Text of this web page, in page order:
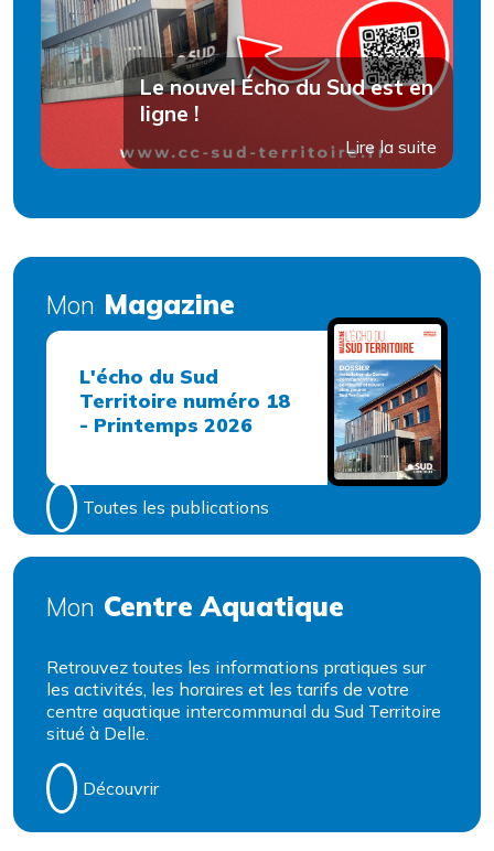
Le nouvel Écho du Sud est en
ligne !
Lire la suite
Mon Magazine
L'écho du Sud
Territoire numéro 18
- Printemps 2026
Toutes les publications
Mon Centre Aquatique
Retrouvez toutes les informations pratiques sur
les activités, les horaires et les tarifs de votre
centre aquatique intercommunal du Sud Territoire
situé à Delle.
Découvrir